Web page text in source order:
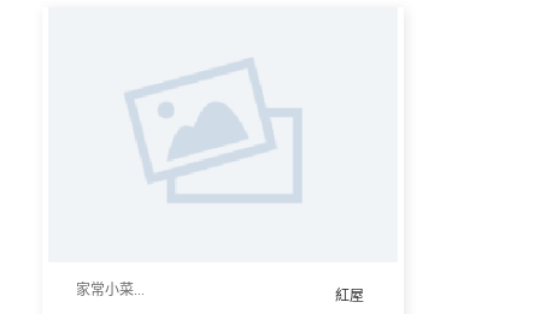
紅屋
家常小菜...